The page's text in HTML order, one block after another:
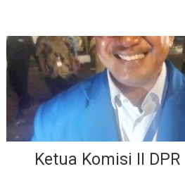
Ketua Komisi II